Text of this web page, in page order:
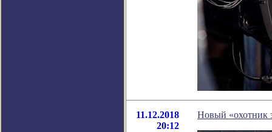
11.12.2018
20:12
Новый «охотник